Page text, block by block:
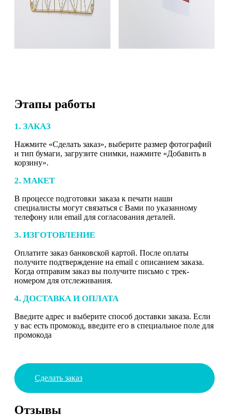
Этапы работы
1. ЗАКАЗ
Нажмите «Сделать заказ», выберите размер фотографий
и тип бумаги, загрузите снимки, нажмите «Добавить в
корзину».
2. МАКЕТ
В процессе подготовки заказа к печати наши
специалисты могут связаться с Вами по указанному
телефону или email для согласования деталей.
3. ИЗГОТОВЛЕНИЕ
Оплатите заказ банковской картой. После оплаты
получите подтверждение на email с описанием заказа.
Когда отправим заказ вы получите письмо с трек-
номером для отслеживания.
4. ДОСТАВКА И ОПЛАТА
Введите адрес и выберите способ доставки заказа. Если
у вас есть промокод, введите его в специальное поле для
промокода
Сделать заказ
Отзывы